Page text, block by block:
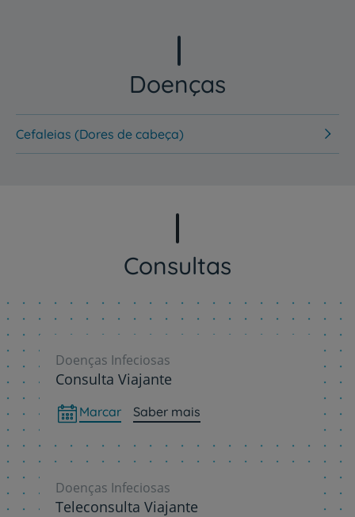
Doenças
Cefaleias (Dores de cabeça)
Consultas
Doenças Infeciosas
Consulta Viajante
Marcar Saber mais
Doenças Infeciosas
Teleconsulta Viajante